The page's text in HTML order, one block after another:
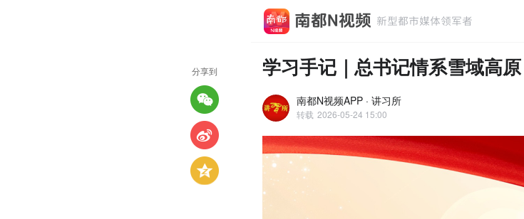
学习手记｜总书记情系雪域高原
南都N视频APP · 讲习所
转载 2026-05-24 15:00
分享到